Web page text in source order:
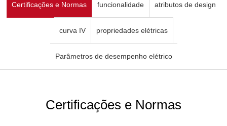
Certificações e Normas funcionalidade atributos de design
curva IV propriedades elétricas
Parâmetros de desempenho elétrico
Certificações e Normas